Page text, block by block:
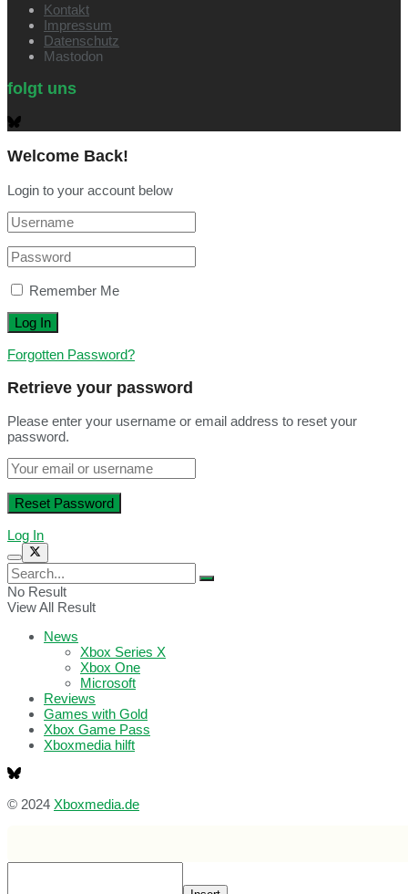
Kontakt
Impressum
Datenschutz
Mastodon
folgt uns
Welcome Back!
Login to your account below
Remember Me
Forgotten Password?
Retrieve your password
Please enter your username or email address to reset your
password.
Log In
No Result
View All Result
News
Xbox Series X
Xbox One
Microsoft
Reviews
Games with Gold
Xbox Game Pass
Xboxmedia hilft
© 2024 Xboxmedia.de